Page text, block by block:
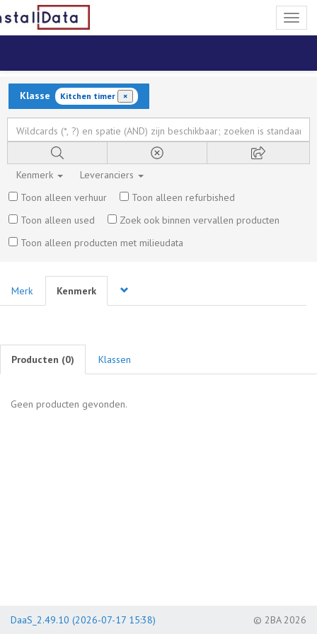
Klasse Kitchen timer ×
Kenmerk
Leveranciers
Toon alleen verhuur
Toon alleen refurbished
Toon alleen used
Zoek ook binnen vervallen producten
Toon alleen producten met milieudata
Merk Kenmerk
Producten (0) Klassen
Geen producten gevonden.
DaaS_2.49.10 (2026-07-17 15:38) © 2BA 2026